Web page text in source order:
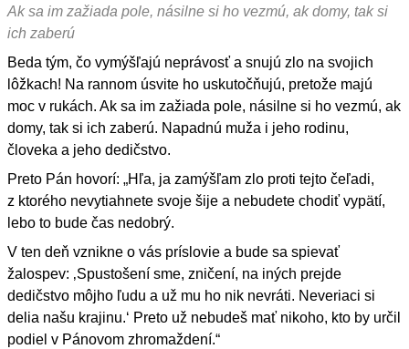
Ak sa im zažiada pole, násilne si ho vezmú, ak domy, tak si
ich zaberú
Beda tým, čo vymýšľajú neprávosť a snujú zlo na svojich
lôžkach! Na rannom úsvite ho uskutočňujú, pretože majú
moc v rukách. Ak sa im zažiada pole, násilne si ho vezmú, ak
domy, tak si ich zaberú. Napadnú muža i jeho rodinu,
človeka a jeho dedičstvo.
Preto Pán hovorí: „Hľa, ja zamýšľam zlo proti tejto čeľadi,
z ktorého nevytiahnete svoje šije a nebudete chodiť vypätí,
lebo to bude čas nedobrý.
V ten deň vznikne o vás príslovie a bude sa spievať
žalospev: ‚Spustošení sme, zničení, na iných prejde
dedičstvo môjho ľudu a už mu ho nik nevráti. Neveriaci si
delia našu krajinu.‘ Preto už nebudeš mať nikoho, kto by určil
podiel v Pánovom zhromaždení.“